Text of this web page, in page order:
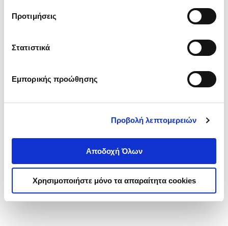
Προτιμήσεις
Στατιστικά
Εμπορικής προώθησης
Προβολή λεπτομερειών
Αποδοχή Όλων
Χρησιμοποιήστε μόνο τα απαραίτητα cookies